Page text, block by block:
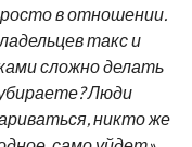
в отношении.
такс и
сложно делать
Люди
никто же